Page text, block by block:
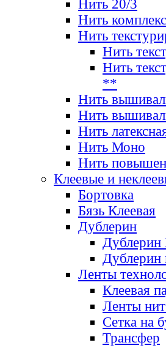
Нить 20/3
Нить
Нить
Нить
Нить
**
Нить
Нить
Нить
Нить Моно
Нить
Клеевые и
Бортовка
Бязь Клеевая
Дублерин
Дублерин
Дублерин
Ленты
Клеевая
Ленты
Сетка на
Трансфер